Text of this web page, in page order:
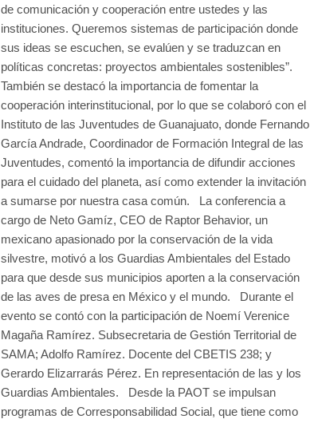
de comunicación y cooperación entre ustedes y las
instituciones. Queremos sistemas de participación donde
sus ideas se escuchen, se evalúen y se traduzcan en
políticas concretas: proyectos ambientales sostenibles”.
También se destacó la importancia de fomentar la
cooperación interinstitucional, por lo que se colaboró con el
Instituto de las Juventudes de Guanajuato, donde Fernando
García Andrade, Coordinador de Formación Integral de las
Juventudes, comentó la importancia de difundir acciones
para el cuidado del planeta, así como extender la invitación
a sumarse por nuestra casa común. La conferencia a
cargo de Neto Gamíz, CEO de Raptor Behavior, un
mexicano apasionado por la conservación de la vida
silvestre, motivó a los Guardias Ambientales del Estado
para que desde sus municipios aporten a la conservación
de las aves de presa en México y el mundo. Durante el
evento se contó con la participación de Noemí Verenice
Magaña Ramírez. Subsecretaria de Gestión Territorial de
SAMA; Adolfo Ramírez. Docente del CBETIS 238; y
Gerardo Elizarrarás Pérez. En representación de las y los
Guardias Ambientales. Desde la PAOT se impulsan
programas de Corresponsabilidad Social, que tiene como